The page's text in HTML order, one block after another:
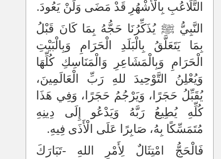
التَّلَاعُبِ بِالْأَشْهُرِ قَدْ مَضَى وَلَنْ يَعُودَ.
النَّبِيُّ ﷺ يُذَكِّرُنَا حَجُّهُ بِمَا كَانَ قَبْلُ
بِمَا يَتَعَلَّقُ بِالْبَلَدِ الْحَرَامِ وَبِالْبَيْتِ
الْحَرَامِ وَبِالْمَشَاعِرِ وَالْمَنَاسِكِ كُلِّهَا
وَيُعْلِنُ التَّوْحِيدَ للهِ رَبِّ الْعَالَمِينَ،
يُقَبِّلُ حَجَرًا، وَيَرْجُمُ حَجَرًا، وَفِي هَذَا
كُلِّهِ يُطِيعُ رَبَّهُ وَيَدْعُو إِلَى دِينِهِ
مُتَمَسِّكًا بِهُ، صَابِرًا عَلَى الْأَذَى فِيهِ.
فَالْحَجُّ امْتِثَالٌ لِأَمْرِ اللهِ -تَبَارَكَ